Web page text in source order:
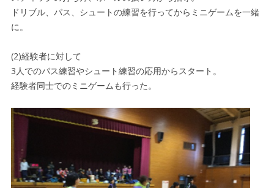
ドリブル、パス、シュートの練習を行ってからミニゲームを一緒
に。
(2)経験者に対して
3人でのパス練習やシュート練習の応用からスタート。
経験者同士でのミニゲームも行った。